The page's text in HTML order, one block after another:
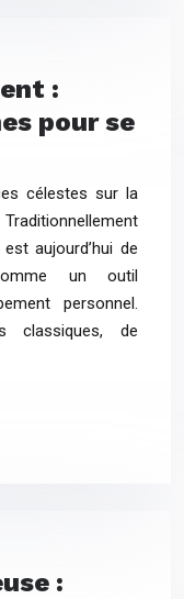
:
pour se
célestes sur la
aujourd’hui de
un outil
personnel.
classiques, de
: